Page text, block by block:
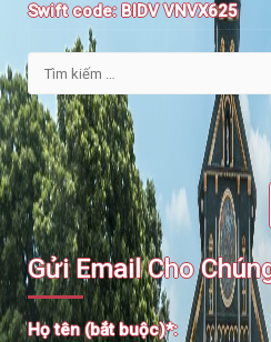
Swift code:BIDV VNVX625
Tìm
kiếm
cho:
Gửi Email Cho
Họ tên (bắt buộc)*: